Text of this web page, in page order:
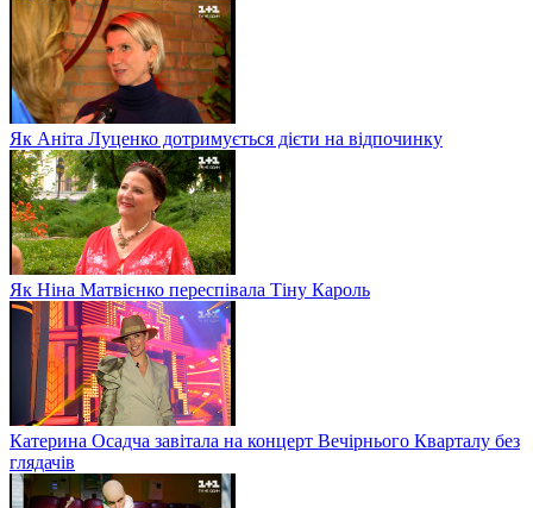
Як Аніта Луценко дотримується дієти на відпочинку
Як Ніна Матвієнко переспівала Тіну Кароль
Катерина Осадча завітала на концерт Вечірнього Кварталу без
глядачів